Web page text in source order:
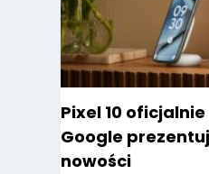
Pixel 10 oficjalnie
Google
nowości